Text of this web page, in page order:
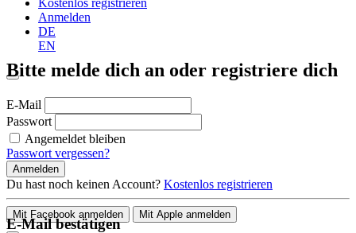
Kostenlos registrieren
Anmelden
DE
EN
Bitte melde dich an oder registriere dich
E-Mail
Passwort
Angemeldet bleiben
Passwort vergessen?
Anmelden
Du hast noch keinen Account? Kostenlos registrieren
Mit Facebook anmelden Mit Apple anmelden
E-Mail bestätigen